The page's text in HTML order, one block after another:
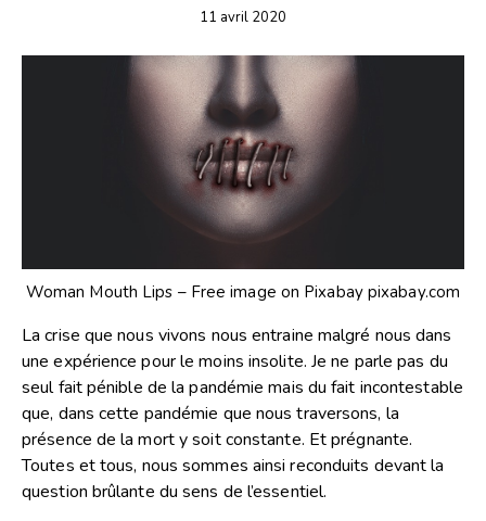
11 avril 2020
Woman Mouth Lips – Free image on Pixabay pixabay.com
La crise que nous vivons nous entraine malgré nous dans
une expérience pour le moins insolite. Je ne parle pas du
seul fait pénible de la pandémie mais du fait incontestable
que, dans cette pandémie que nous traversons, la
présence de la mort y soit constante. Et prégnante.
Toutes et tous, nous sommes ainsi reconduits devant la
question brûlante du sens de l’essentiel.